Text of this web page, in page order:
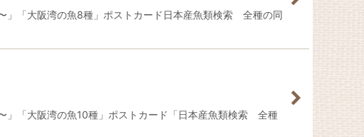
「大阪湾の魚8種」ポストカード日本産魚類検索 全種の同
「大阪湾の魚10種」ポストカード「日本産魚類検索 全種